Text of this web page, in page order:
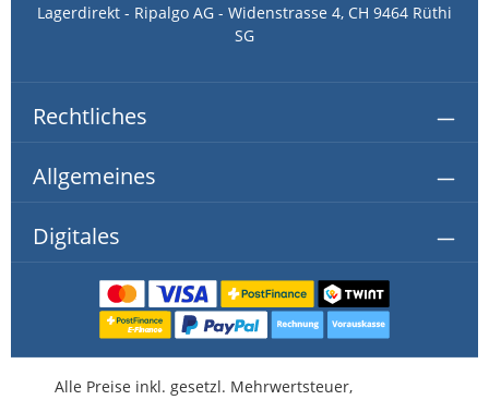
Lagerdirekt - Ripalgo AG - Widenstrasse 4, CH 9464 Rüthi
SG
Rechtliches
Allgemeines
Digitales
Alle Preise inkl. gesetzl. Mehrwertsteuer,